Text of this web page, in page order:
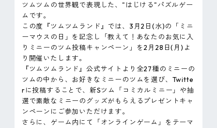
ツムツムの世界観で表現した、"はじける"パズルゲー
ムです。
この度『ツムツムランド』では、3月2日(水)の「ミニ
ーマウスの日」を記念し「教えて！あなたのお気に入
りミニーのツム投稿キャンペーン」を2月28日(月)よ
り開催いたします。
『ツムツムランド』公式サイトより全27種のミニーの
ツムの中から、お好きなミニーのツムを選び、Twitte
rに投稿することで、新Sツム「コミカルミニー」や抽
選で素敵なミニーのグッズがもらえるプレゼントキャ
ンペーンにご参加いただけます。
さらに、ゲーム内にて「オンラインゲーム」をテーマ